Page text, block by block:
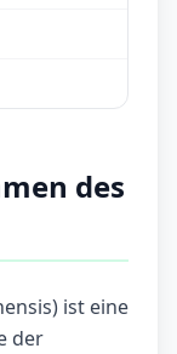
des
ist eine
der